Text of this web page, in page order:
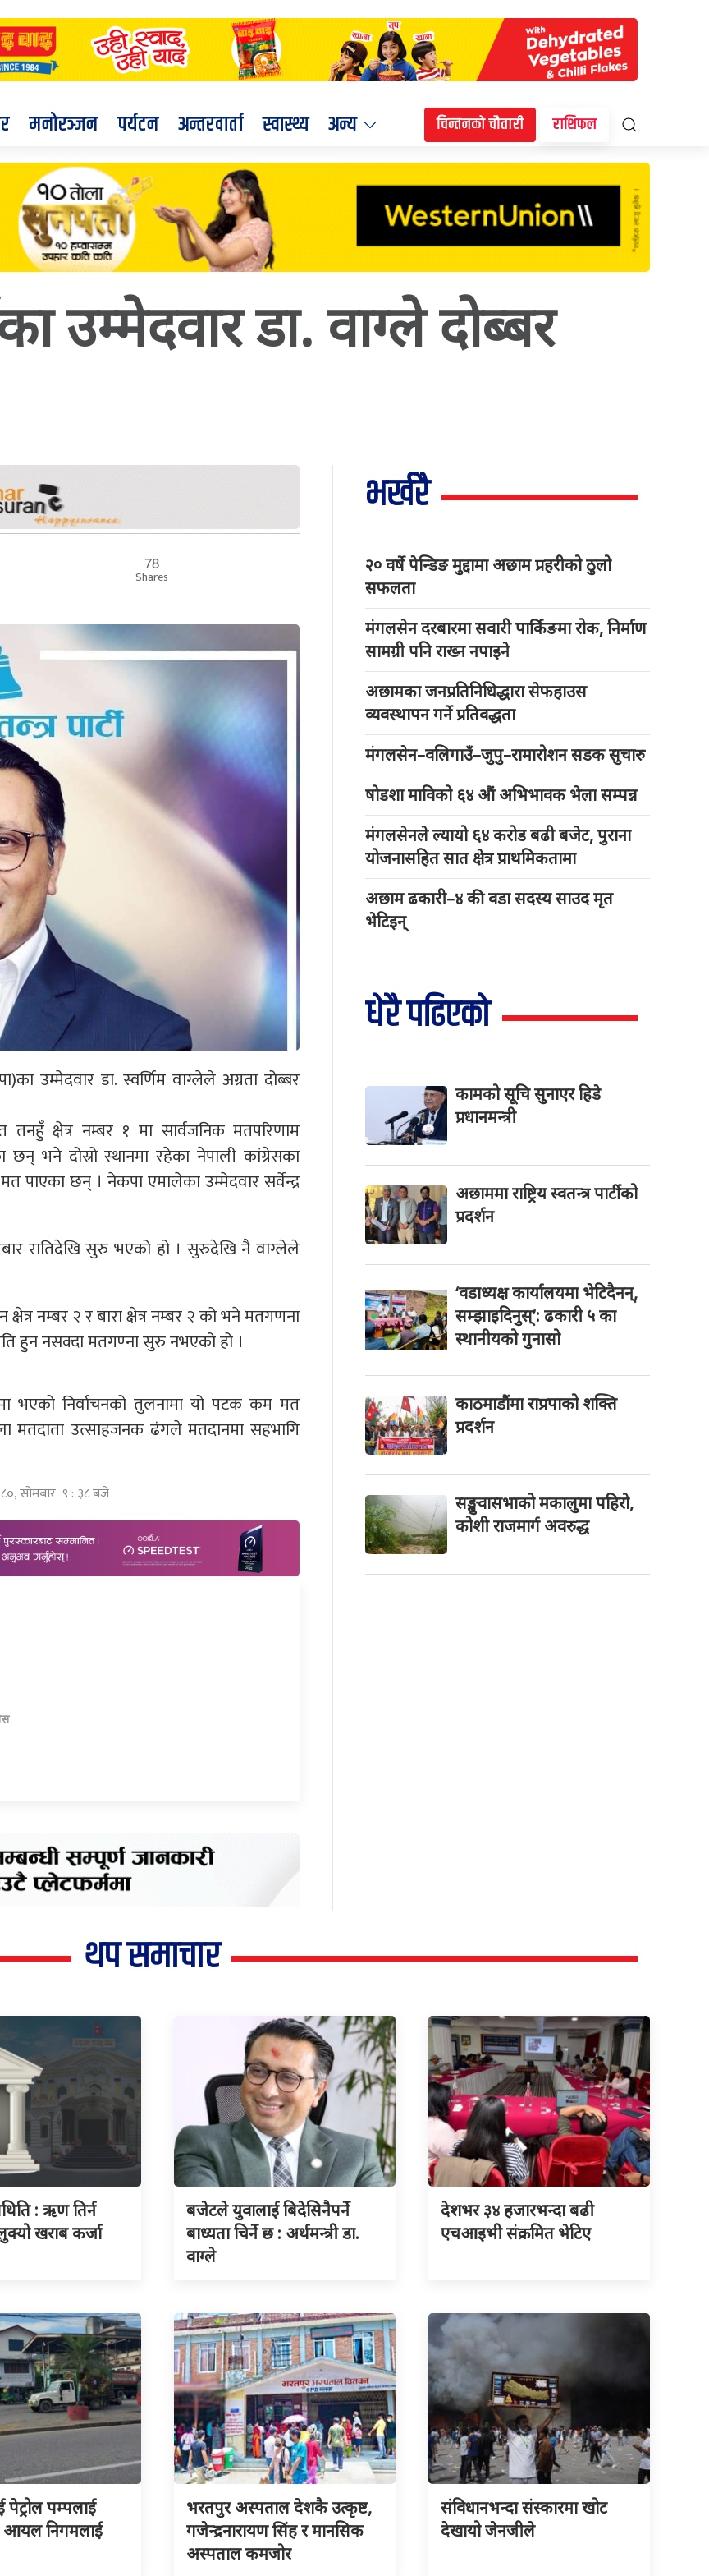
मनोरञ्जन पर्यटन अन्तरवार्ता स्वास्थ्य अन्य चिन्तनको चौतारी राशिफल
उम्मेदवार डा. वाग्ले दोब्बर
78
Shares
उम्मेदवार डा. स्वर्णिम वाग्लेले अग्रता दोब्बर
तनहुँ क्षेत्र नम्बर १ मा सार्वजनिक मतपरिणाम
छन् भने दोस्रो स्थानमा रहेका नेपाली कांग्रेसका
मत पाएका छन् । नेकपा एमालेका उम्मेदवार सर्वेन्द्र
रातिदेखि सुरु भएको हो । सुरुदेखि नै वाग्लेले
नम्बर २ र बारा क्षेत्र नम्बर २ को भने मतगणना
हुन नसक्दा मतगण्ना सुरु नभएको हो ।
भएको निर्वाचनको तुलनामा यो पटक कम मत
मतदाता उत्साहजनक ढंगले मतदानमा सहभागि
सोमबार ९ : ३८ बजे
भर्खरै
२० वर्षे पेन्डिङ मुद्दामा अछाम प्रहरीको ठुलो
सफलता
मंगलसेन दरबारमा सवारी पार्किङमा रोक, निर्माण
सामग्री पनि राख्न नपाइने
अछामका जनप्रतिनिधिद्धारा सेफहाउस
व्यवस्थापन गर्ने प्रतिवद्धता
मंगलसेन–वलिगाउँ–जुपु–रामारोशन सडक सुचारु
षोडशा माविको ६४ औं अभिभावक भेला सम्पन्न
मंगलसेनले ल्यायो ६४ करोड बढी बजेट, पुराना
योजनासहित सात क्षेत्र प्राथमिकतामा
अछाम ढकारी–४ की वडा सदस्य साउद मृत
भेटिइन्
धेरै पढिएको
कामको सूचि सुनाएर हिडे
प्रधानमन्त्री
अछाममा राष्ट्रिय स्वतन्त्र पार्टीको
प्रदर्शन
‘वडाध्यक्ष कार्यालयमा भेटिदैनन्,
सम्झाइदिनुस्’: ढकारी ५ का
स्थानीयको गुनासो
काठमाडौंमा राप्रपाको शक्ति
प्रदर्शन
सङ्खुवासभाको मकालुमा पहिरो,
कोशी राजमार्ग अवरुद्ध
थप समाचार
: ऋण तिर्न
खराब कर्जा
बजेटले युवालाई बिदेसिनैपर्ने
बाध्यता चिर्ने छ : अर्थमन्त्री डा.
वाग्ले
देशभर ३४ हजारभन्दा बढी
एचआइभी संक्रमित भेटिए
पेट्रोल पम्पलाई
आयल निगमलाई
भरतपुर अस्पताल देशकै उत्कृष्ट,
गजेन्द्रनारायण सिंह र मानसिक
अस्पताल कमजोर
संविधानभन्दा संस्कारमा खोट
देखायो जेनजीले